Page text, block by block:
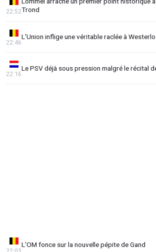
Trond
22:52
L'Union inflige une véritable raclée à Westerlo
22:46
Le PSV déjà sous pression malgré le récital
22:16
L'OM fonce sur la nouvelle pépite de Gand